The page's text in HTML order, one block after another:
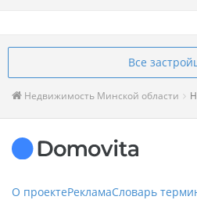
Все
Недвижимость Минской области
О проектеРекламаСловарь